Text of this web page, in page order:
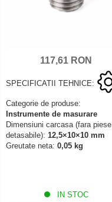
117,61 RON
SPECIFICATII TEHNICE:
Categorie de produse:
Instrumente de masurare
Dimensiuni carcasa (fara piese
detasabile): 12,5×10×10 mm
Greutate neta: 0,05 kg
IN STOC